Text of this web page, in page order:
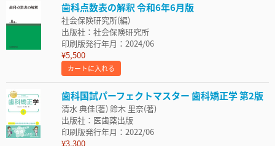
歯科点数表の解釈 令和6年6月版
社会保険研究所(編)
出版社：社会保険研究所
印刷版発行年月：2024/06
¥5,500
カートに入れる
歯科国試パーフェクトマスター 歯科矯正学 第2版
清水 典佳(著) 鈴木 里奈(著)
出版社：医歯薬出版
印刷版発行年月：2022/06
¥3,300